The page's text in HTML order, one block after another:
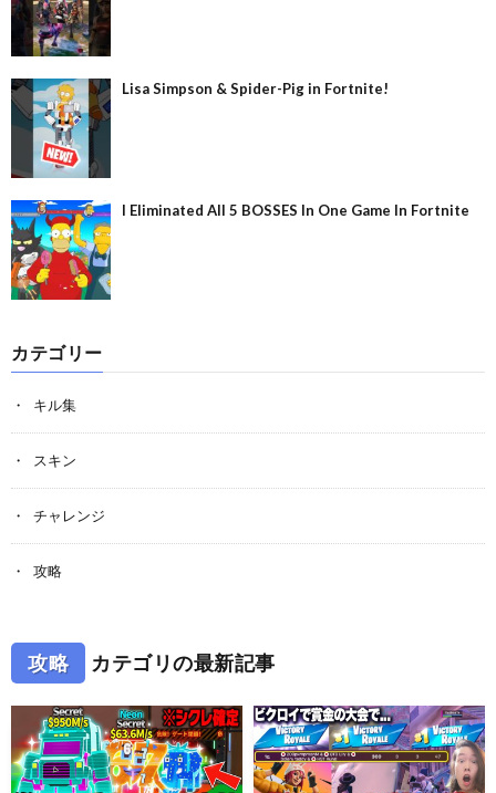
Lisa Simpson & Spider-Pig in Fortnite!
I Eliminated All 5 BOSSES In One Game In Fortnite
カテゴリー
キル集
スキン
チャレンジ
攻略
攻略 カテゴリの最新記事